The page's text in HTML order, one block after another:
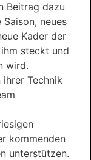
Beitrag dazu
Saison, neues
Kader der
steckt und
wird.
Technik
kommenden
unterstützen.